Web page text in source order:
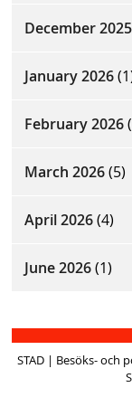
December 2025
January 2026
February 2026
March 2026(5)
April 2026(4)
June 2026(1)
STAD | Besöks- och